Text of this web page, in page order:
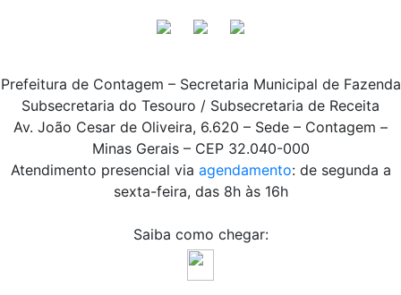
Prefeitura de Contagem – Secretaria Municipal de Fazenda
Subsecretaria do Tesouro / Subsecretaria de Receita
Av. João Cesar de Oliveira, 6.620 – Sede – Contagem –
Minas Gerais – CEP 32.040-000
Atendimento presencial via agendamento: de segunda a
sexta-feira, das 8h às 16h
Saiba como chegar: